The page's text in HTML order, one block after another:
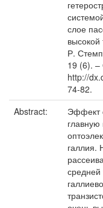
слое
Р.
19 (6). –
http://
74-82.
Abstract:
Эффект
галлия.
средней